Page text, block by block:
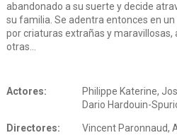
abandonado a su suerte y decide
su familia. Se adentra entonces en
por criaturas extrañas y
otras...
Actores:
Philippe Katerine,
Dario Hardouin-
Directores: Vincent Paronnaud,